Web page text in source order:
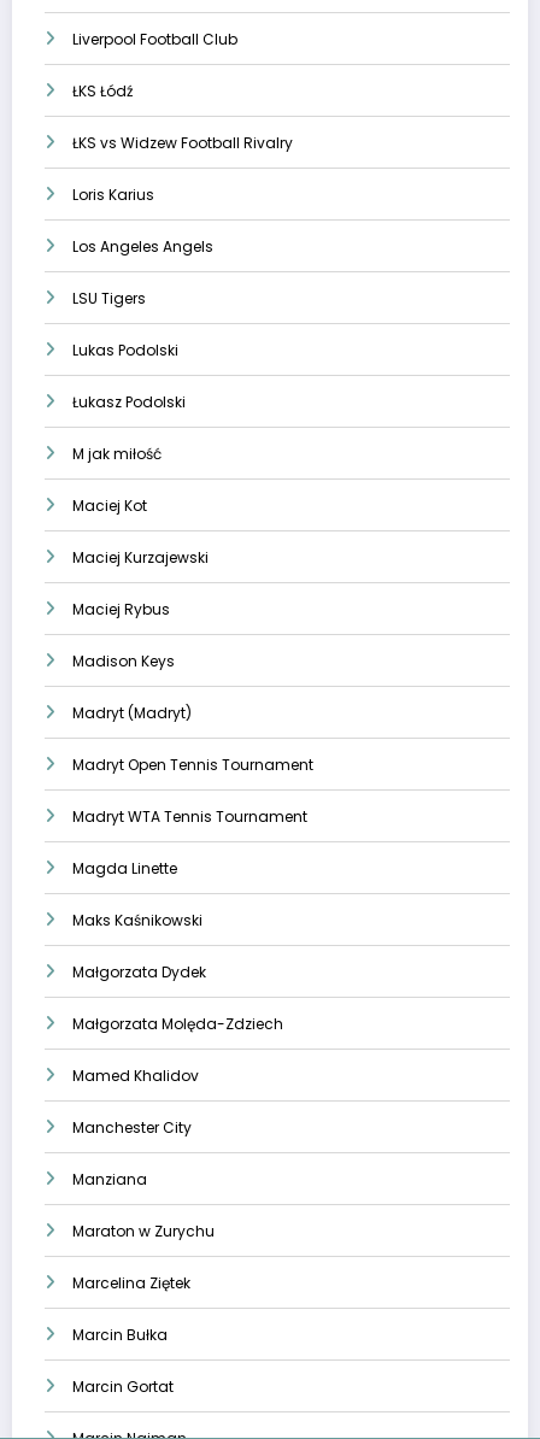
Liverpool Football Club
ŁKS Łódź
ŁKS vs Widzew Football Rivalry
Loris Karius
Los Angeles Angels
LSU Tigers
Lukas Podolski
Łukasz Podolski
M jak miłość
Maciej Kot
Maciej Kurzajewski
Maciej Rybus
Madison Keys
Madryt (Madryt)
Madryt Open Tennis Tournament
Madryt WTA Tennis Tournament
Magda Linette
Maks Kaśnikowski
Małgorzata Dydek
Małgorzata Molęda-Zdziech
Mamed Khalidov
Manchester City
Manziana
Maraton w Zurychu
Marcelina Ziętek
Marcin Bułka
Marcin Gortat